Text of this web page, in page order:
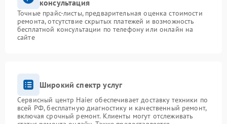
консультация
Точные прайс-листы, предварительная оценка стоимости
ремонта, отсутствие скрытых платежей и возможность
бесплатной консультации по телефону или онлайн на
сайте
Широкий спектр услуг
Сервисный центр Haier обеспечивает доставку техники по
всей РФ, бесплатную диагностику и качественный ремонт,
включая срочный ремонт. Клиенты могут отслеживать